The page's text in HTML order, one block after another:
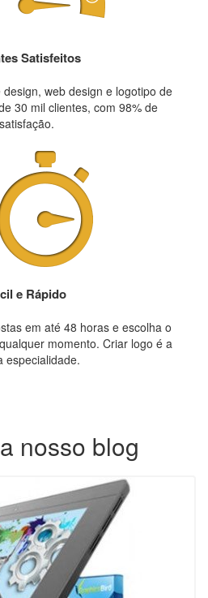
Satisfeitos
web design e logotipo de
30 mil clientes, com 98% de
satisfação.
e Rápido
em até 48 horas e escolha o
momento. Criar logo é a
especialidade.
nosso blog